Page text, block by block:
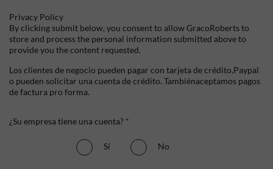
Privacy Policy
By clicking submit below, you consent to allow GracoRoberts to
store and process the personal information submitted above to
provide you the content requested.
Los clientes de negocio pueden pagar con tarjeta de crédito,Paypal
o pueden solicitar una cuenta de crédito. Tambiénaceptamos pagos
de factura pro forma.
¿Su empresa tiene una cuenta? *
Sí No